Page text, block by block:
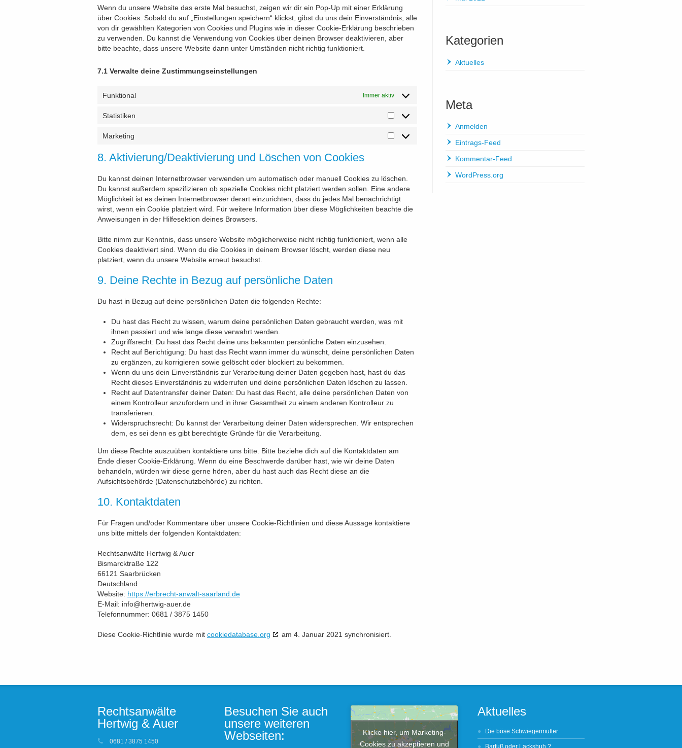
Wenn du unsere Website das erste Mal besuchst, zeigen wir dir ein Pop-Up mit einer Erklärung
über Cookies. Sobald du auf „Einstellungen speichern“ klickst, gibst du uns dein Einverständnis, alle
von dir gewählten Kategorien von Cookies und Plugins wie in dieser Cookie-Erklärung beschrieben
zu verwenden. Du kannst die Verwendung von Cookies über deinen Browser deaktivieren, aber
bitte beachte, dass unsere Website dann unter Umständen nicht richtig funktioniert.
7.1 Verwalte deine Zustimmungseinstellungen
Funktional Immer aktiv
Statistiken
Statistiken
Marketing
Marketing
8. Aktivierung/Deaktivierung und Löschen von Cookies
Du kannst deinen Internetbrowser verwenden um automatisch oder manuell Cookies zu löschen.
Du kannst außerdem spezifizieren ob spezielle Cookies nicht platziert werden sollen. Eine andere
Möglichkeit ist es deinen Internetbrowser derart einzurichten, dass du jedes Mal benachrichtigt
wirst, wenn ein Cookie platziert wird. Für weitere Information über diese Möglichkeiten beachte die
Anweisungen in der Hilfesektion deines Browsers.
Bitte nimm zur Kenntnis, dass unsere Website möglicherweise nicht richtig funktioniert, wenn alle
Cookies deaktiviert sind. Wenn du die Cookies in deinem Browser löscht, werden diese neu
platziert, wenn du unsere Website erneut besuchst.
9. Deine Rechte in Bezug auf persönliche Daten
Du hast in Bezug auf deine persönlichen Daten die folgenden Rechte:
Du hast das Recht zu wissen, warum deine persönlichen Daten gebraucht werden, was mit
ihnen passiert und wie lange diese verwahrt werden.
Zugriffsrecht: Du hast das Recht deine uns bekannten persönliche Daten einzusehen.
Recht auf Berichtigung: Du hast das Recht wann immer du wünscht, deine persönlichen Daten
zu ergänzen, zu korrigieren sowie gelöscht oder blockiert zu bekommen.
Wenn du uns dein Einverständnis zur Verarbeitung deiner Daten gegeben hast, hast du das
Recht dieses Einverständnis zu widerrufen und deine persönlichen Daten löschen zu lassen.
Recht auf Datentransfer deiner Daten: Du hast das Recht, alle deine persönlichen Daten von
einem Kontrolleur anzufordern und in ihrer Gesamtheit zu einem anderen Kontrolleur zu
transferieren.
Widerspruchsrecht: Du kannst der Verarbeitung deiner Daten widersprechen. Wir entsprechen
dem, es sei denn es gibt berechtigte Gründe für die Verarbeitung.
Um diese Rechte auszuüben kontaktiere uns bitte. Bitte beziehe dich auf die Kontaktdaten am
Ende dieser Cookie-Erklärung. Wenn du eine Beschwerde darüber hast, wie wir deine Daten
behandeln, würden wir diese gerne hören, aber du hast auch das Recht diese an die
Aufsichtsbehörde (Datenschutzbehörde) zu richten.
10. Kontaktdaten
Für Fragen und/oder Kommentare über unsere Cookie-Richtlinien und diese Aussage kontaktiere
uns bitte mittels der folgenden Kontaktdaten:
Rechtsanwälte Hertwig & Auer
Bismarcktraße 122
66121 Saarbrücken
Deutschland
Website: https://erbrecht-anwalt-saarland.de
E-Mail: ed.reua-giwtreh@ofni
Telefonnummer: 0681 / 3875 1450
Diese Cookie-Richtlinie wurde mit cookiedatabase.org am 4. Januar 2021 synchronisiert.
Kategorien
Aktuelles
Meta
Anmelden
Eintrags-Feed
Kommentar-Feed
WordPress.org
Rechtsanwälte
Hertwig & Auer
0681 / 3875 1450
Besuchen Sie auch
unsere weiteren
Webseiten:
Klicke hier, um Marketing-
Cookies zu akzeptieren und
Aktuelles
Die böse Schwiegermutter
Barfuß oder Lackshuh ?